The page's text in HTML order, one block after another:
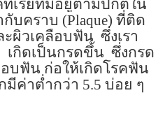
เรียที่มีอยู่ตามปกติใน
กับคราบ (Plaque) ที่ติด
ผิวเคลือบฟัน ซึ่งเรา
เกิดเป็นกรดขึ้น ซึ่งกรด
บฟัน ก่อให้เกิดโรคฟัน
มีค่าต่ำกว่า 5.5 บ่อย ๆ